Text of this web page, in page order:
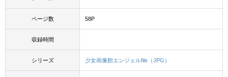
ページ数 58P
収録時間
シリーズ 少女画像館エンジェルfile（JPG）